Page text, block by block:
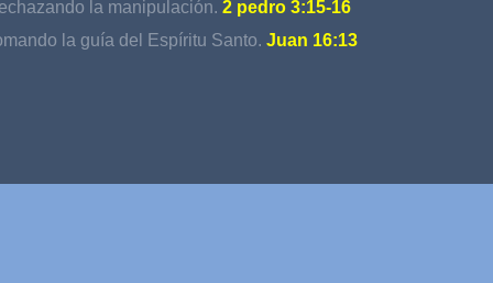
la manipulación. 2 pedro 3:15-16
la guía del Espíritu Santo. Juan 16:13